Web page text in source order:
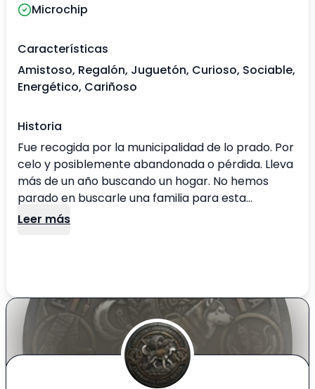
Microchip
Características
Amistoso, Regalón, Juguetón, Curioso, Sociable,
Energético, Cariñoso
Historia
Fue recogida por la municipalidad de lo prado. Por
celo y posiblemente abandonada o pérdida. Lleva
más de un año buscando un hogar. No hemos
parado en buscarle una familia para esta
juguetona. Necesita un gran espacio con arto
Leer más